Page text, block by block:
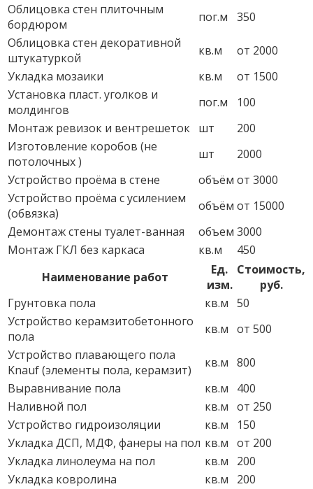
Облицовка стен плиточным
бордюром
пог.м
350
Облицовка стен декоративной
штукатуркой
кв.м
от 2000
Укладка мозаики
кв.м
от 1500
Установка пласт. уголков и
молдингов
пог.м
100
Монтаж ревизок и вентрешеток шт
200
Изготовление коробов (не
потолочных )
шт
2000
Устройство проёма в стене
объём от 3000
Устройство проёма с усилением
(обвязка)
объём от 15000
Демонтаж стены туалет-ванная
объем 3000
Монтаж ГКЛ без каркаса
кв.м
450
Наименование работ
Ед.
изм.
Стоимость,
руб.
Грунтовка пола
кв.м 50
Устройство керамзитобетонного
пола
кв.м от 500
Устройство плавающего пола
Knauf (элементы пола, керамзит)
кв.м 800
Выравнивание пола
кв.м
400
Наливной пол
кв.м от 250
Устройство гидроизоляции
кв.м
150
Укладка ДСП, МДФ, фанеры на пол кв.м от 200
Укладка линолеума на пол
кв.м
200
Укладка ковролина
кв.м
200